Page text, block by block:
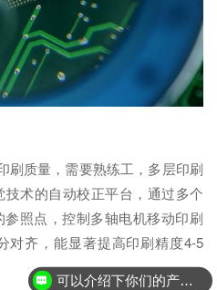
刷质量，需要熟练工，多层印刷
术的自动校正平台，通过多个
照点，控制多轴电机移动印刷
对齐，能显著提高印刷精度4-5
可以介绍下你们的产品么？